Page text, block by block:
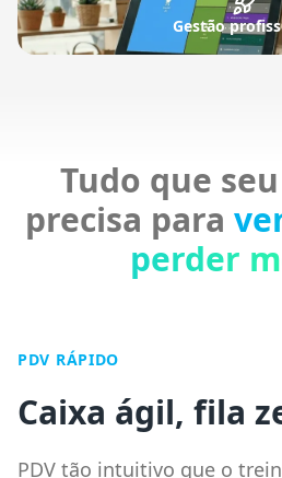
Gestão
Tudo que
precisa para
perder
PDV RÁPIDO
Caixa ágil, fila
PDV tão intuitivo que o